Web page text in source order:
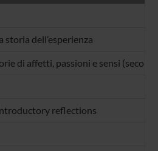
dell’esperienza
di affetti, passioni e sensi (secoli
reflections